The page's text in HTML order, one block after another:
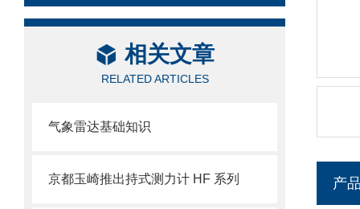
相关文章
RELATED ARTICLES
气象雷达基础知识
京都玉崎推出持式测力计 HF 系列 产